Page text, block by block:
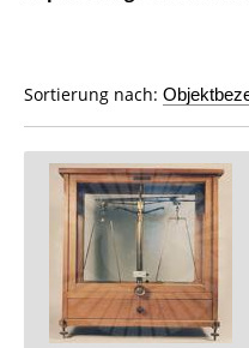
Sortierung nach: